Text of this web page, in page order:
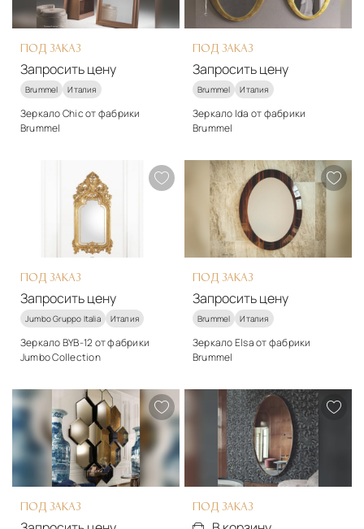
ПОД ЗАКАЗ
Запросить цену
Brummel Италия
Зеркало Chic от фабрики
Brummel
Запросить цену
ПОД ЗАКАЗ
Запросить цену
Brummel Италия
Зеркало Ida от фабрики
Brummel
Подробнее
Запросить цену
ПОД ЗАКАЗ
Запросить цену
Jumbo Gruppo Italia Италия
Зеркало BYB-12 от фабрики
Jumbo Collection
Подробнее
Запросить цену
ПОД ЗАКАЗ
Запросить цену
Brummel Италия
Зеркало Elsa от фабрики
Brummel
Подробнее
Запросить цену
ПОД ЗАКАЗ ПОД ЗАКАЗ